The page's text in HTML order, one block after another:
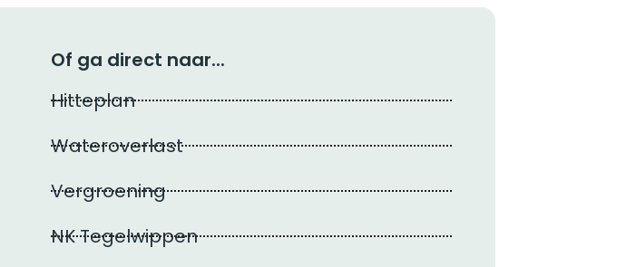
Of ga direct naar...
Hitteplan
Wateroverlast
Vergroening
NK Tegelwippen